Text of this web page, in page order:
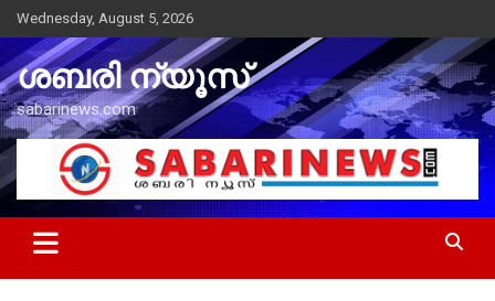
Skip
to
content
Wednesday, August 5, 2026
ശബരി ന്യൂസ്
sabarinews.com